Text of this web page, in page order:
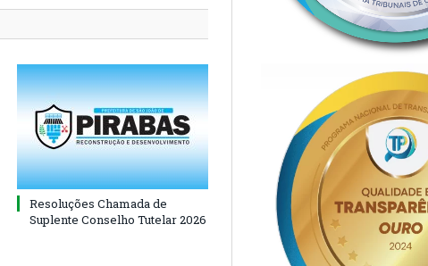
Resoluções Chamada de
Suplente Conselho Tutelar 2026